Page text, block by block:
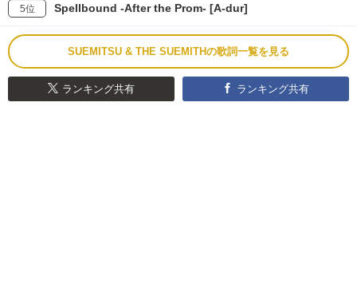
5位 Spellbound -After the Prom- [A-dur]
SUEMITSU & THE SUEMITHの歌詞一覧を見る
ランキング共有 ランキング共有